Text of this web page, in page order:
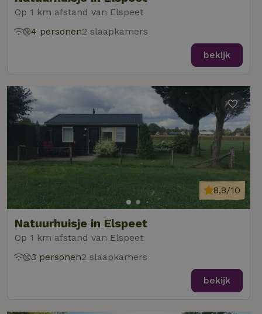
Op 1 km afstand van Elspeet
4 personen2 slaapkamers
bekijk
Natuurhuisje in Elspeet
Op 1 km afstand van Elspeet
8,8/10
3 personen2 slaapkamers
bekijk